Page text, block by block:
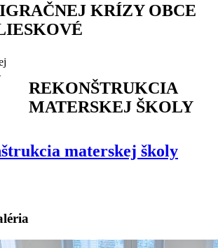
KRÍZY OBCE
REKONŠTRUKCIA
MATERSKEJ ŠKOLY